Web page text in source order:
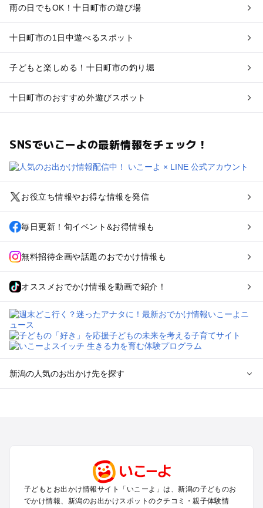
雨の日でもOK！十日町市の遊び場
十日町市の1日中遊べるスポット
子どもと楽しめる！十日町市の釣り堀
十日町市のおすすめ外遊びスポット
SNSでいこーよの最新情報をチェック！
お役立ち情報やお得な情報を発信
毎日更新！旬イベント&お得情報も
無料招待企画や話題のおでかけ情報も
オススメおでかけ情報を動画で紹介！
新潟の人気のお出かけ先を探す
越後湯沢・苗場のプールお出かけ
燕・三条・弥彦・岩室のプールお出かけ
南魚沼（六日町）・十日町・松之山・津南のプールお出かけ
子どもとお出かけ情報サイト「いこーよ」は、新潟の子どものお
でかけ情報、新潟のお出かけスポットのクチコミ・親子体験情